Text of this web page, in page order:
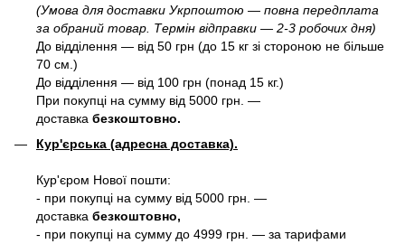
(Умова для доставки Укрпоштою — повна передплата
за обраний товар. Термін відправки — 2-3 робочих дня)
До відділення — від 50 грн (до 15 кг зі стороною не більше
70 см.)
До відділення — від 100 грн (понад 15 кг.)
При покупці на сумму від 5000 грн. —
доставка безкоштовно.
Кур'єрська (адресна доставка).
Кур'єром Нової пошти:
- при покупці на сумму від 5000 грн. —
доставка безкоштовно,
- при покупці на сумму до 4999 грн. — за тарифами